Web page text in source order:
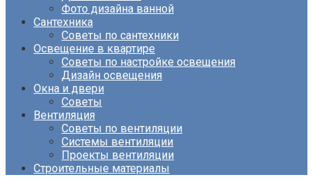
Фото дизайна ванной
Сантехника
Советы по сантехники
Освещение в квартире
Советы по настройке освещения
Дизайн освещения
Окна и двери
Советы
Вентиляция
Советы по вентиляции
Системы вентиляции
Проекты вентиляции
Строительные материалы